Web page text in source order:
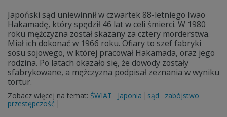
Japoński sąd uniewinnił w czwartek 88-letniego Iwao
Hakamadę, który spędził 46 lat w celi śmierci. W 1980
roku mężczyzna został skazany za cztery morderstwa.
Miał ich dokonać w 1966 roku. Ofiary to szef fabryki
sosu sojowego, w której pracował Hakamada, oraz jego
rodzina. Po latach okazało się, że dowody zostały
sfabrykowane, a mężczyzna podpisał zeznania w wyniku
tortur.
Zobacz więcej na temat: ŚWIAT Japonia sąd
zabójstwo
przestępczość